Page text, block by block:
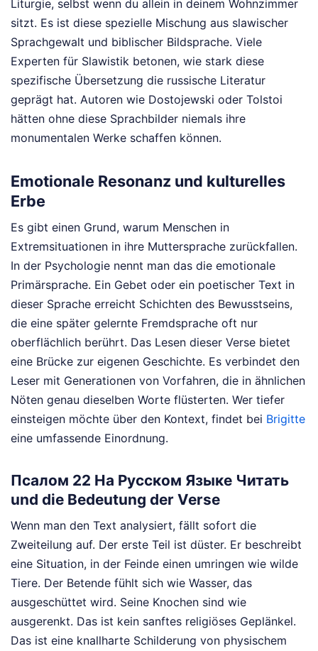
Liturgie, selbst wenn du allein in deinem Wohnzimmer
sitzt. Es ist diese spezielle Mischung aus slawischer
Sprachgewalt und biblischer Bildsprache. Viele
Experten für Slawistik betonen, wie stark diese
spezifische Übersetzung die russische Literatur
geprägt hat. Autoren wie Dostojewski oder Tolstoi
hätten ohne diese Sprachbilder niemals ihre
monumentalen Werke schaffen können.
Emotionale Resonanz und kulturelles
Erbe
Es gibt einen Grund, warum Menschen in
Extremsituationen in ihre Muttersprache zurückfallen.
In der Psychologie nennt man das die emotionale
Primärsprache. Ein Gebet oder ein poetischer Text in
dieser Sprache erreicht Schichten des Bewusstseins,
die eine später gelernte Fremdsprache oft nur
oberflächlich berührt. Das Lesen dieser Verse bietet
eine Brücke zur eigenen Geschichte. Es verbindet den
Leser mit Generationen von Vorfahren, die in ähnlichen
Nöten genau dieselben Worte flüsterten. Wer tiefer
einsteigen möchte über den Kontext, findet bei Brigitte
eine umfassende Einordnung.
Псалом 22 На Русском Языке Читать
und die Bedeutung der Verse
Wenn man den Text analysiert, fällt sofort die
Zweiteilung auf. Der erste Teil ist düster. Er beschreibt
eine Situation, in der Feinde einen umringen wie wilde
Tiere. Der Betende fühlt sich wie Wasser, das
ausgeschüttet wird. Seine Knochen sind wie
ausgerenkt. Das ist kein sanftes religiöses Geplänkel.
Das ist eine knallharte Schilderung von physischem